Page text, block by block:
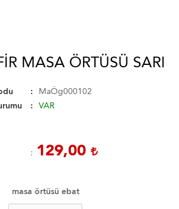
MASA ÖRTÜSÜ SARI
MaÖg000102
VAR
129,00
masa örtüsü ebat